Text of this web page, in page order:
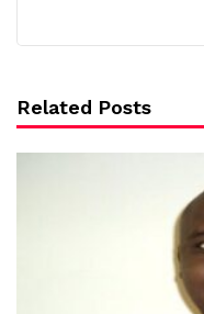
Related Posts